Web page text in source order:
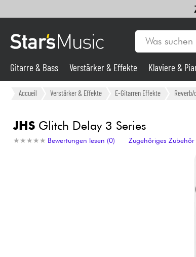
Gitarre & Bass
Synths & samplers
Gitarre & Bass Verstärker & Effekte Klaviere &
Accueil Verstärker & Effekte E-Gitarren Effekte
JHSGlitch Delay 3 Series
★ ★ ★ ★ ★
★ ★ ★ ★ ★ Bewertungen lesen (0) Zugehöriges Zubehör